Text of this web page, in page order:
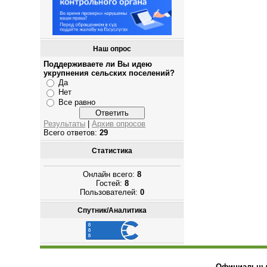
Наш опрос
Поддерживаете ли Вы идею
укрупнения сельских поселений?
Да
Нет
Все равно
Результаты |Архив опросов
Всего ответов:29
Статистика
Онлайн всего:8
Гостей: 8
Пользователей:0
Спутник/Аналитика